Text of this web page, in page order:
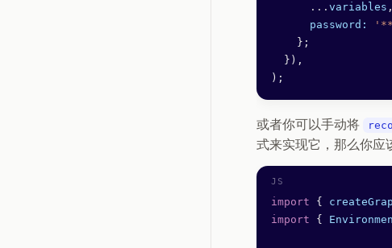
      ...
variables ,
      password:
    };
  }),
);
或者你可以手动将
式来实现它，那么你应
import {
import {